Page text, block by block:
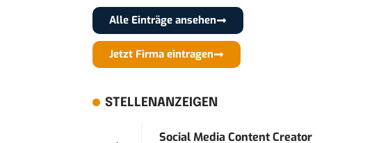
Alle Einträge ansehen
Jetzt Firma eintragen
STELLENANZEIGEN
Social Media Content Creator